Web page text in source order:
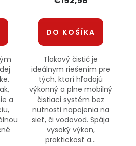
a
DO KOŠÍKA
Tlakový čistič je
ideálnym riešením pre
tých, ktorí hľadajú
výkonný a plne mobilný
čistiaci systém bez
nutnosti napojenia na
sieť, či vodovod. Spája
vysoký výkon,
praktickosť a...